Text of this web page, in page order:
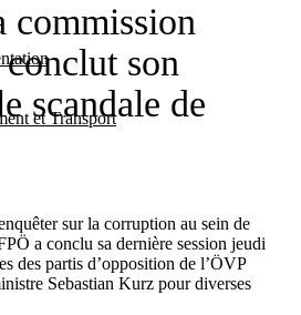
et Transport
commission
son
scandale de
sur la corruption au sein de
a conclu sa dernière session jeudi
des partis d’opposition de l’ÖVP
Sebastian Kurz pour diverses